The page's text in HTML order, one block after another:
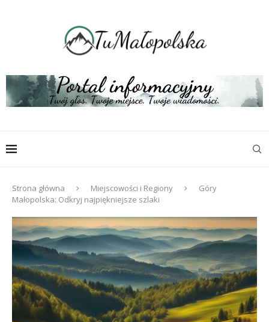
Strona główna Miejscowości i Regiony
Góry
Małopolska: Odkryj najpiękniejsze szlaki